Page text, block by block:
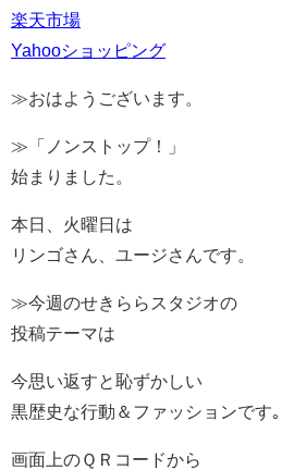
楽天市場
Yahooショッピング
≫おはようございます。
≫「ノンストップ！」
始まりました。
本日、火曜日は
リンゴさん、ユージさんです。
≫今週のせきららスタジオの
投稿テーマは
今思い返すと恥ずかしい
黒歴史な行動＆ファッションです｡
画面上のＱＲコードから